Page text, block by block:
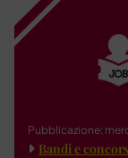
Pubblicazione:
Bandi e